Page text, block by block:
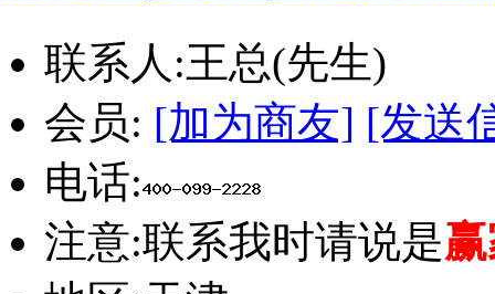
联系人:王总(先生)
会员: [加为商友] [发送
电话:
注意:联系我时请说是